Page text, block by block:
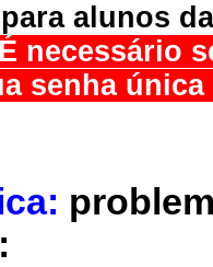
alunos
necessário
senha